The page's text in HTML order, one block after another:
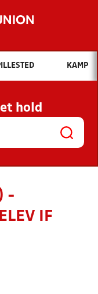
vil du søge efter?
OG NYHEDER
OG
KAMP
hold
-
IF